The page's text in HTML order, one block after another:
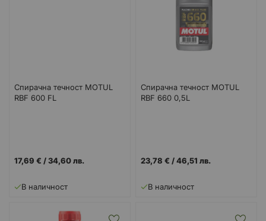
Спирачна течност MOTUL
RBF 600 FL
17,69 € /34,60 лв.
В наличност
Спирачна течност MOTUL
RBF 660 0,5L
23,78 € /46,51 лв.
В наличност